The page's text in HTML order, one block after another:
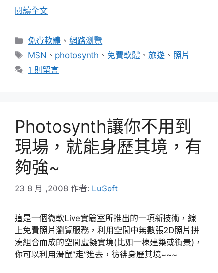
閱讀全文
分
類
免費軟體 、網路瀏覽
標
籤
MSN 、 photosynth 、 免費軟體 、旅遊 、 照片
1 則留言
Photosynth讓你不用到
現場，就能身歷其境，有
夠強~
23 8 月 ,2008 作者: LuSoft
這是一個微軟Live實驗室所推出的一項新技術，線
上免費照片瀏覽服務，利用空間中無數張2D照片拼
湊組合而成的空間虛擬實境(比如一棟建築或街景)，
你可以利用滑鼠”走”進去，彷彿身歷其境~~~